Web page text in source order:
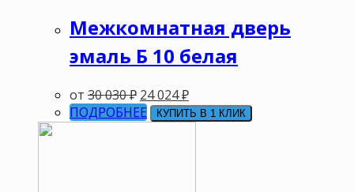
Межкомнатная дверь
эмаль Б 10 белая
от 30 030₽ 24 024₽
ПОДРОБНЕЕ
КУПИТЬ В 1 КЛИК